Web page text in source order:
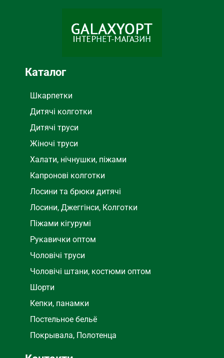
Каталог
Шкарпетки
Дитячі колготки
Дитячі труси
Жіночі труси
Халати, нічнушки, піжами
Капронові колготки
Лосини та брюки дитячі
Лосини, Джеггінси, Колготки
Піжами кігурумі
Рукавички оптом
Чоловічі труси
Чоловічі штани, костюми оптом
Шорти
Кепки, панамки
Постельное бельё
Покрывала, Полотенца